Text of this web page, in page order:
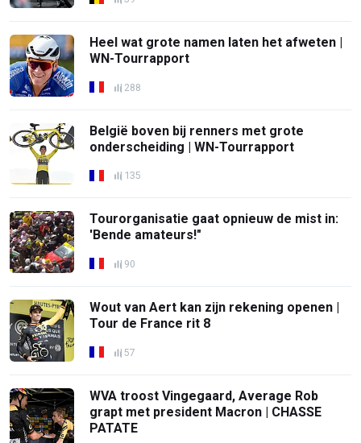
Heel wat grote namen laten het afweten |
WN-Tourrapport
288
België boven bij renners met grote
onderscheiding | WN-Tourrapport
135
Tourorganisatie gaat opnieuw de mist in:
'Bende amateurs!"
90
Wout van Aert kan zijn rekening openen |
Tour de France rit 8
57
WVA troost Vingegaard, Average Rob
grapt met president Macron | CHASSE
PATATE